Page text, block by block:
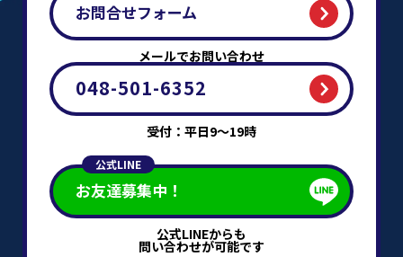
お問合せフォーム
メールでお問い合わせ
048-501-6352
受付：平日9～19時
公式LINE
お友達募集中！
公式LINEからも
問い合わせが可能です